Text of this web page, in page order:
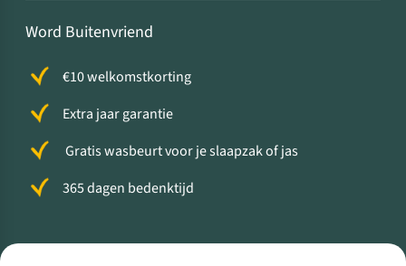
Word Buitenvriend
€10 welkomstkorting
Extra jaar garantie
Gratis wasbeurt voor je slaapzak of jas
365 dagen bedenktijd